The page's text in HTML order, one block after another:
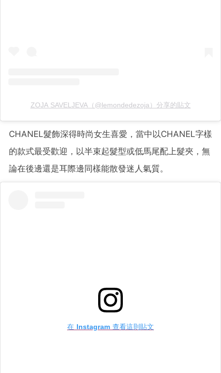
ZOJA SAVELJEVA（@lemondedezoja）分享的貼文
CHANEL髮飾深得時尚女生喜愛，當中以CHANEL字樣
的款式最受歡迎，以半束起髮型或低馬尾配上髮夾，無
論在後邊還是耳際邊同樣能散發迷人氣質。
在 Instagram 查看這則貼文